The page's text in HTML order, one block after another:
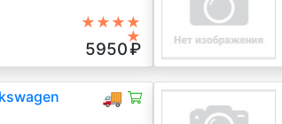
★★★★
★
5950₽
🚚